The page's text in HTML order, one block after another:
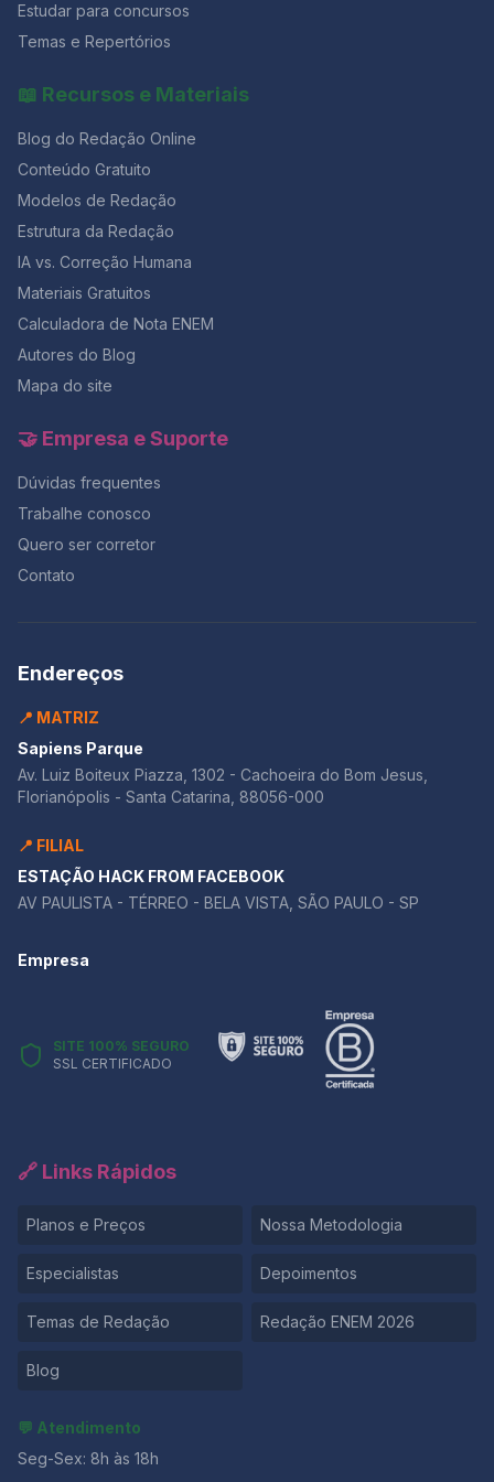
Estudar para concursos
Temas e Repertórios
📖 Recursos e Materiais
Blog do Redação Online
Conteúdo Gratuito
Modelos de Redação
Estrutura da Redação
IA vs. Correção Humana
Materiais Gratuitos
Calculadora de Nota ENEM
Autores do Blog
Mapa do site
🤝 Empresa e Suporte
Dúvidas frequentes
Trabalhe conosco
Quero ser corretor
Contato
Endereços
📍 MATRIZ
Sapiens Parque
Av. Luiz Boiteux Piazza, 1302 - Cachoeira do Bom Jesus,
Florianópolis - Santa Catarina, 88056-000
📍 FILIAL
ESTAÇÃO HACK FROM FACEBOOK
AV PAULISTA - TÉRREO - BELA VISTA, SÃO PAULO - SP
Empresa
SITE 100% SEGURO
SSL CERTIFICADO
🔗 Links Rápidos
Planos e Preços Nossa Metodologia
Especialistas Depoimentos
Temas de Redação Redação ENEM 2026
Blog
💬 Atendimento
Seg-Sex: 8h às 18h